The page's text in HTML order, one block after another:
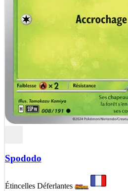
Spododo
Étincelles Déferlantes